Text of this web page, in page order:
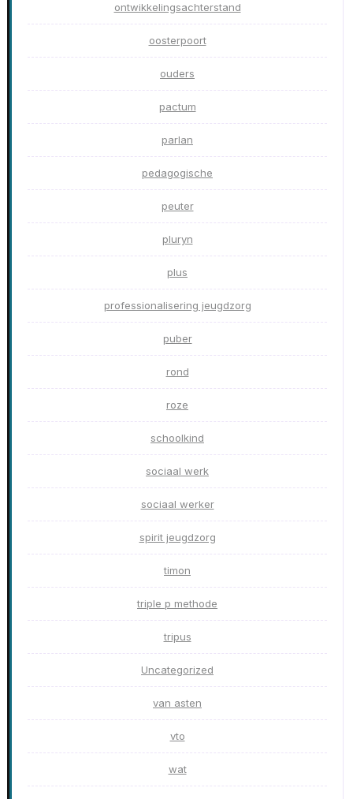
ontwikkelingsachterstand
oosterpoort
ouders
pactum
parlan
pedagogische
peuter
pluryn
plus
professionalisering jeugdzorg
puber
rond
roze
schoolkind
sociaal werk
sociaal werker
spirit jeugdzorg
timon
triple p methode
tripus
Uncategorized
van asten
vto
wat